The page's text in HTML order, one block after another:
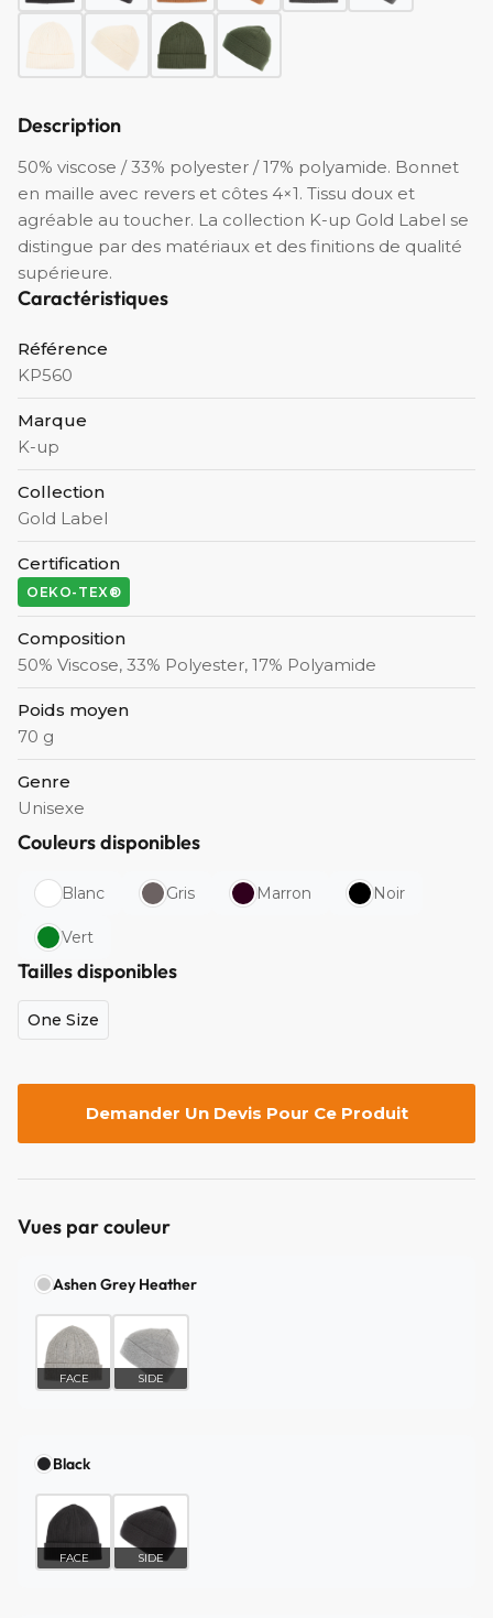
Description
50% viscose / 33% polyester / 17% polyamide. Bonnet
en maille avec revers et côtes 4×1. Tissu doux et
agréable au toucher. La collection K-up Gold Label se
distingue par des matériaux et des finitions de qualité
supérieure.
Caractéristiques
Référence
KP560
Marque
K-up
Collection
Gold Label
Certification
OEKO-TEX®
Composition
50% Viscose, 33% Polyester, 17% Polyamide
Poids moyen
70 g
Genre
Unisexe
Couleurs disponibles
Blanc Gris Marron Noir
Vert
Tailles disponibles
One Size
Demander Un Devis Pour Ce Produit
Vues par couleur
Ashen Grey Heather
FACE SIDE
Black
FACE SIDE